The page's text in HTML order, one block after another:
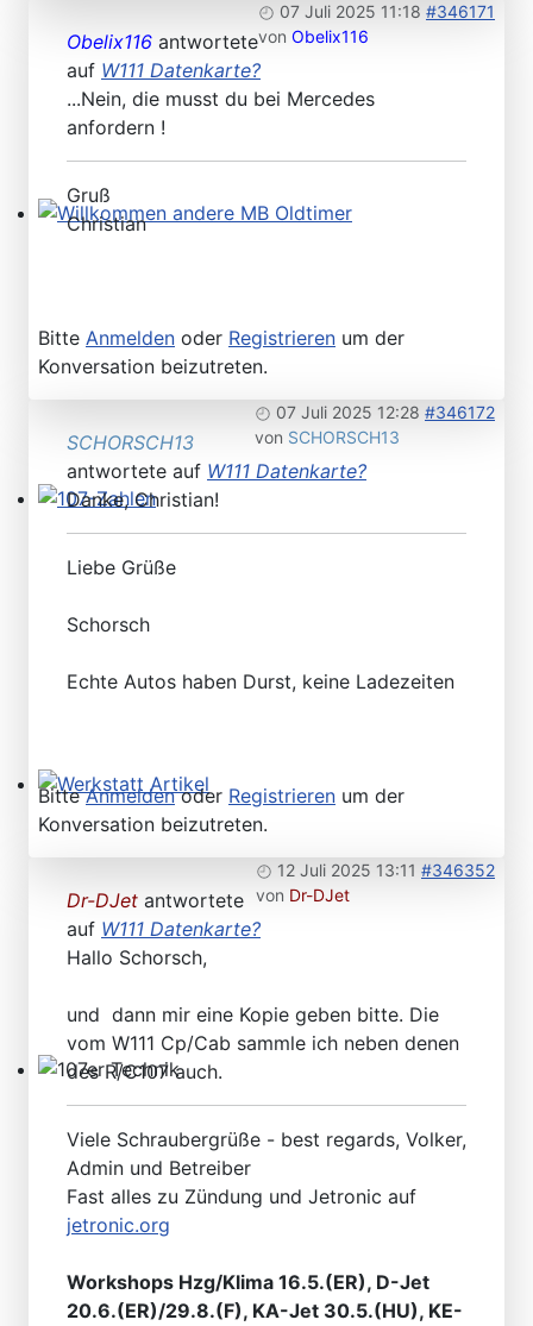
107-Zahlen
Werkstatt Artikel
07 Juli 2025 11:18 #346171
von Obelix116
Obelix116 antwortete
auf W111 Datenkarte?
...Nein, die musst du bei Mercedes
anfordern !
Gruß
Christian
Bitte Anmelden oder Registrieren um der
Konversation beizutreten.
07 Juli 2025 12:28 #346172
von SCHORSCH13
SCHORSCH13
antwortete auf W111 Datenkarte?
Danke, Christian!
Liebe Grüße
Schorsch
Echte Autos haben Durst, keine Ladezeiten
BitteAnmeldenoder Registrieren um der
Konversation beizutreten.
12 Juli 2025 13:11 #346352
von Dr-DJet
Dr-DJet antwortete
auf W111 Datenkarte?
Hallo Schorsch,
und dann mir eine Kopie geben bitte. Die
vom W111 Cp/Cab sammle ich neben denen
des R/C107 auch.
Viele Schraubergrüße - best regards, Volker,
Admin und Betreiber
Fast alles zu Zündung und Jetronic auf
jetronic.org
Workshops Hzg/Klima 16.5.(ER), D-Jet
20.6.(ER)/29.8.(F), KA-Jet 30.5.(HU), KE-